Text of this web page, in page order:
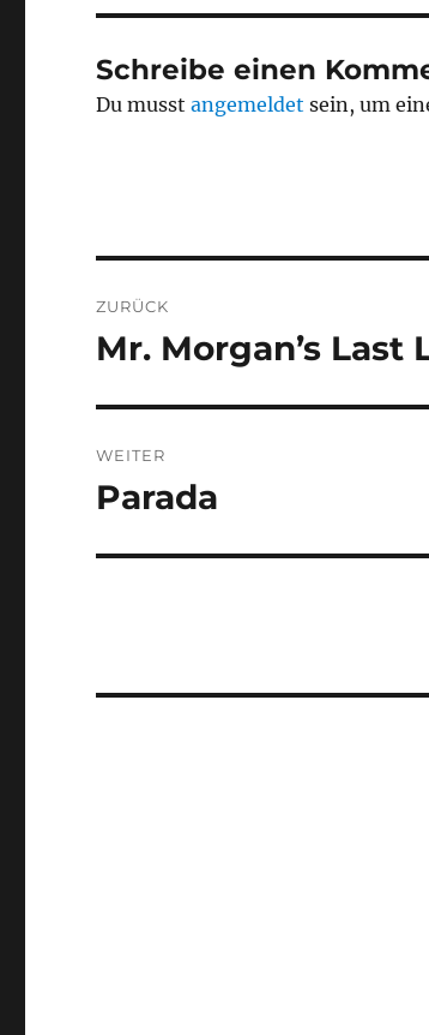
Schreibe einen
Du musstangemeldet sein, um
ZURÜCK
Vorheriger
Mr. Morgan’s Last
WEITER
Nächster
Parada